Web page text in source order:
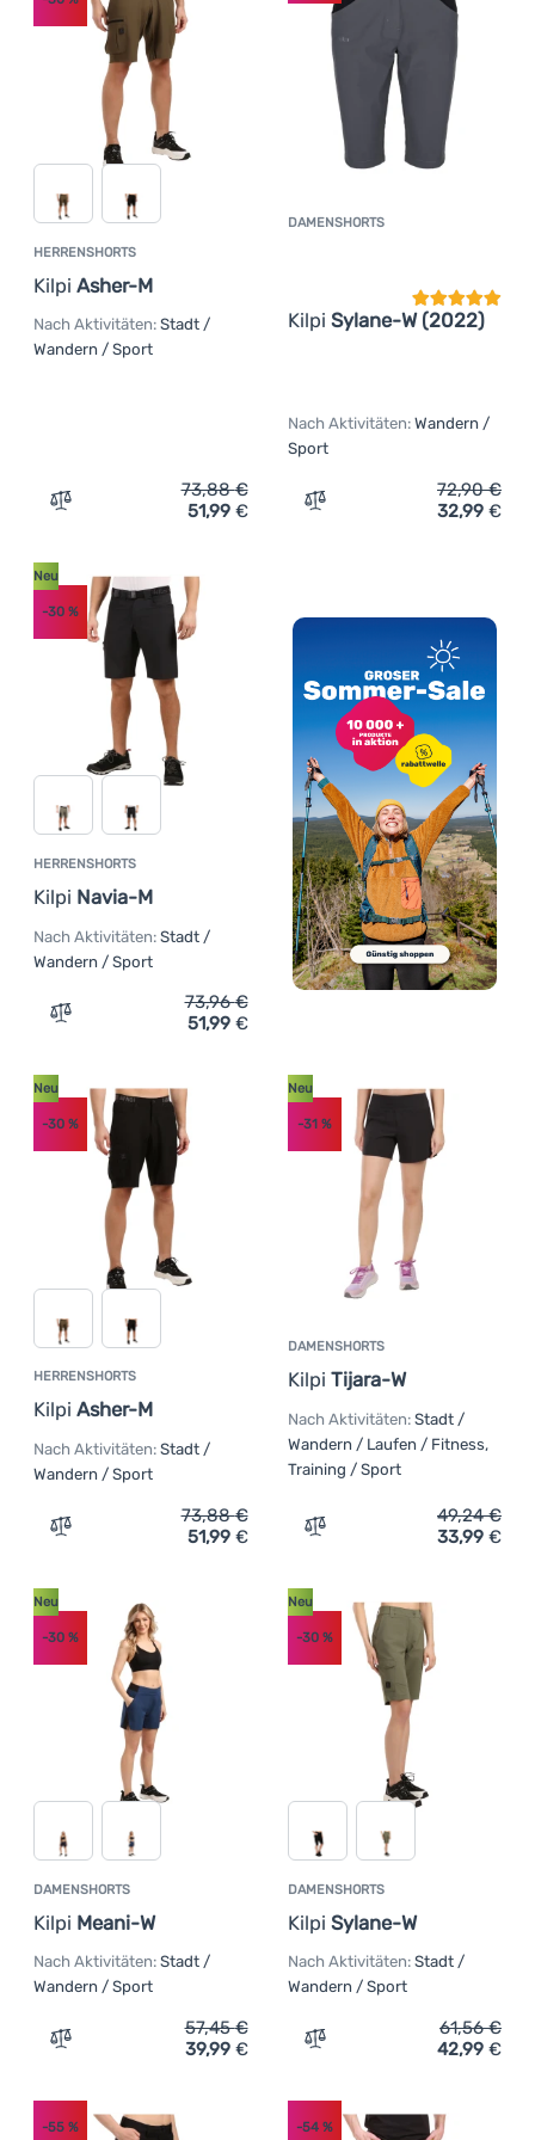
Anmelden /
Registrieren
HERRENSHORTS
Kilpi Asher-M
Nach Aktivitäten: Stadt /
Wandern / Sport
Zum Vergleich 'Herrenshorts Kilpi Asher-M' hinzufügen
73,88€
51,99 €
DAMENSHORTS
Kilpi Sylane-W (2022)
Nach Aktivitäten: Wandern /
Sport
Zum Vergleich
72,90€
32,99 €
HERRENSHORTS
Kilpi Navia-M
Neu
-30 %
Nach Aktivitäten: Stadt /
Wandern / Sport
Zum Vergleich 'Herrenshorts Kilpi Navia-M' hinzufügen
73,96€
51,99 €
HERRENSHORTS
Kilpi Asher-M
Neu
-30 %
Nach Aktivitäten: Stadt /
Wandern / Sport
Zum Vergleich 'Herrenshorts Kilpi Asher-M' hinzufügen
73,88€
51,99 €
DAMENSHORTS
Kilpi Tijara-W
Neu
-31 %
Nach Aktivitäten: Stadt /
Wandern / Laufen / Fitness,
Training / Sport
Zum Vergleich
49,24€
33,99 €
DAMENSHORTS
Kilpi Meani-W
Neu
-30 %
Nach Aktivitäten: Stadt /
Wandern / Sport
Zum Vergleich 'Damenshorts Kilpi Meani-W' hinzufügen
57,45€
39,99 €
DAMENSHORTS
Kilpi Sylane-W
Neu
-30%
Nach Aktivitäten: Stadt /
Wandern / Sport
Zum Vergleich
61,56€
42,99 €
-55 % -54%